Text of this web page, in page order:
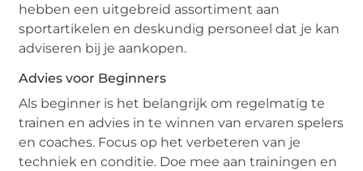
hebben een uitgebreid assortiment aan
sportartikelen en deskundig personeel dat je kan
adviseren bij je aankopen.
Advies voor Beginners
Als beginner is het belangrijk om regelmatig te
trainen en advies in te winnen van ervaren spelers
en coaches. Focus op het verbeteren van je
techniek en conditie. Doe mee aan trainingen en